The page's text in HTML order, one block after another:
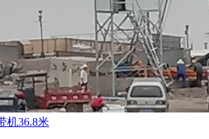
机36.8米